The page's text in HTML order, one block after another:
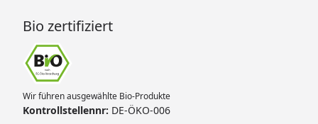
Bio zertifiziert
Wir führen ausgewählte Bio-Produkte
Kontrollstellennr: DE-ÖKO-006